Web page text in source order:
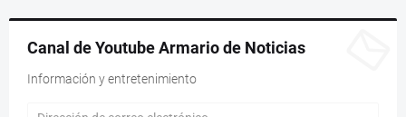
Canal de Youtube Armario de Noticias
Información y entretenimiento